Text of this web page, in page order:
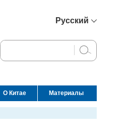
Русский
English
Español
عربي
О Китае Материалы